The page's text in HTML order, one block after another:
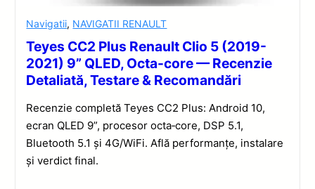
Navigatii, NAVIGATII RENAULT
Teyes CC2 Plus Renault Clio 5 (2019-
2021) 9” QLED, Octa-core — Recenzie
Detaliată, Testare & Recomandări
Recenzie completă Teyes CC2 Plus: Android 10,
ecran QLED 9”, procesor octa‑core, DSP 5.1,
Bluetooth 5.1 și 4G/WiFi. Află performanțe, instalare
și verdict final.